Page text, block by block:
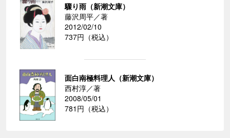
驟り雨（新潮文庫）
藤沢周平／著
2012/02/10
737円（税込）
面白南極料理人（新潮文庫）
西村淳／著
2008/05/01
781円（税込）